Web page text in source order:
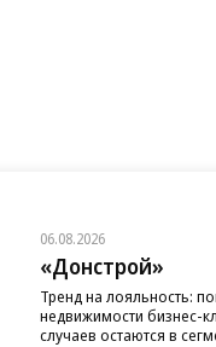
06.08.2026
«Донстрой»
Тренд на лояльность:
недвижимости бизнес-
случаев остаются в